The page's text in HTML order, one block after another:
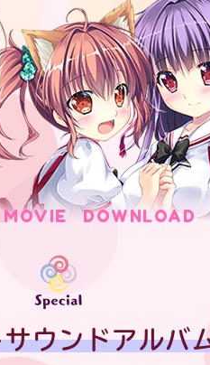
MOVIE DOWNLOAD
ウンドアルバ